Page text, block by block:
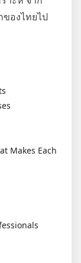
ของไทยไป
Makes Each